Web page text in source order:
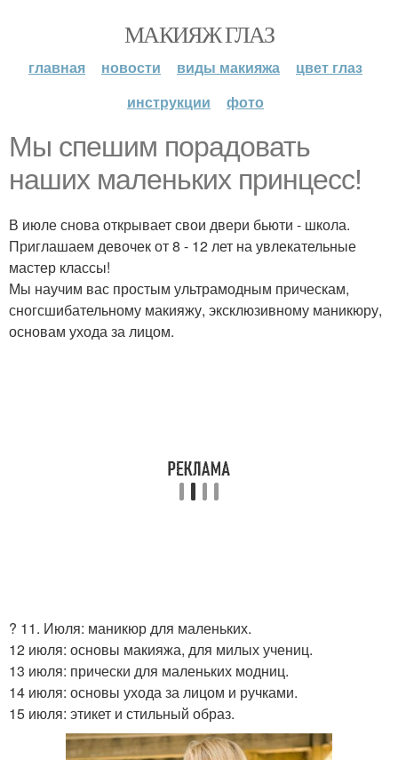
МАКИЯЖ ГЛАЗ
главная новости виды макияжа
цвет глаз
инструкции
фото
Мы спешим порадовать
наших маленьких принцесс!
В июле снова открывает свои двери бьюти - школа.
Приглашаем девочек от 8 - 12 лет на увлекательные
мастер классы!
Мы научим вас простым ультрамодным прическам,
сногсшибательному макияжу, эксклюзивному маникюру,
основам ухода за лицом.
? 11. Июля: маникюр для маленьких.
12 июля: основы макияжа, для милых учениц.
13 июля: прически для маленьких модниц.
14 июля: основы ухода за лицом и ручками.
15 июля: этикет и стильный образ.